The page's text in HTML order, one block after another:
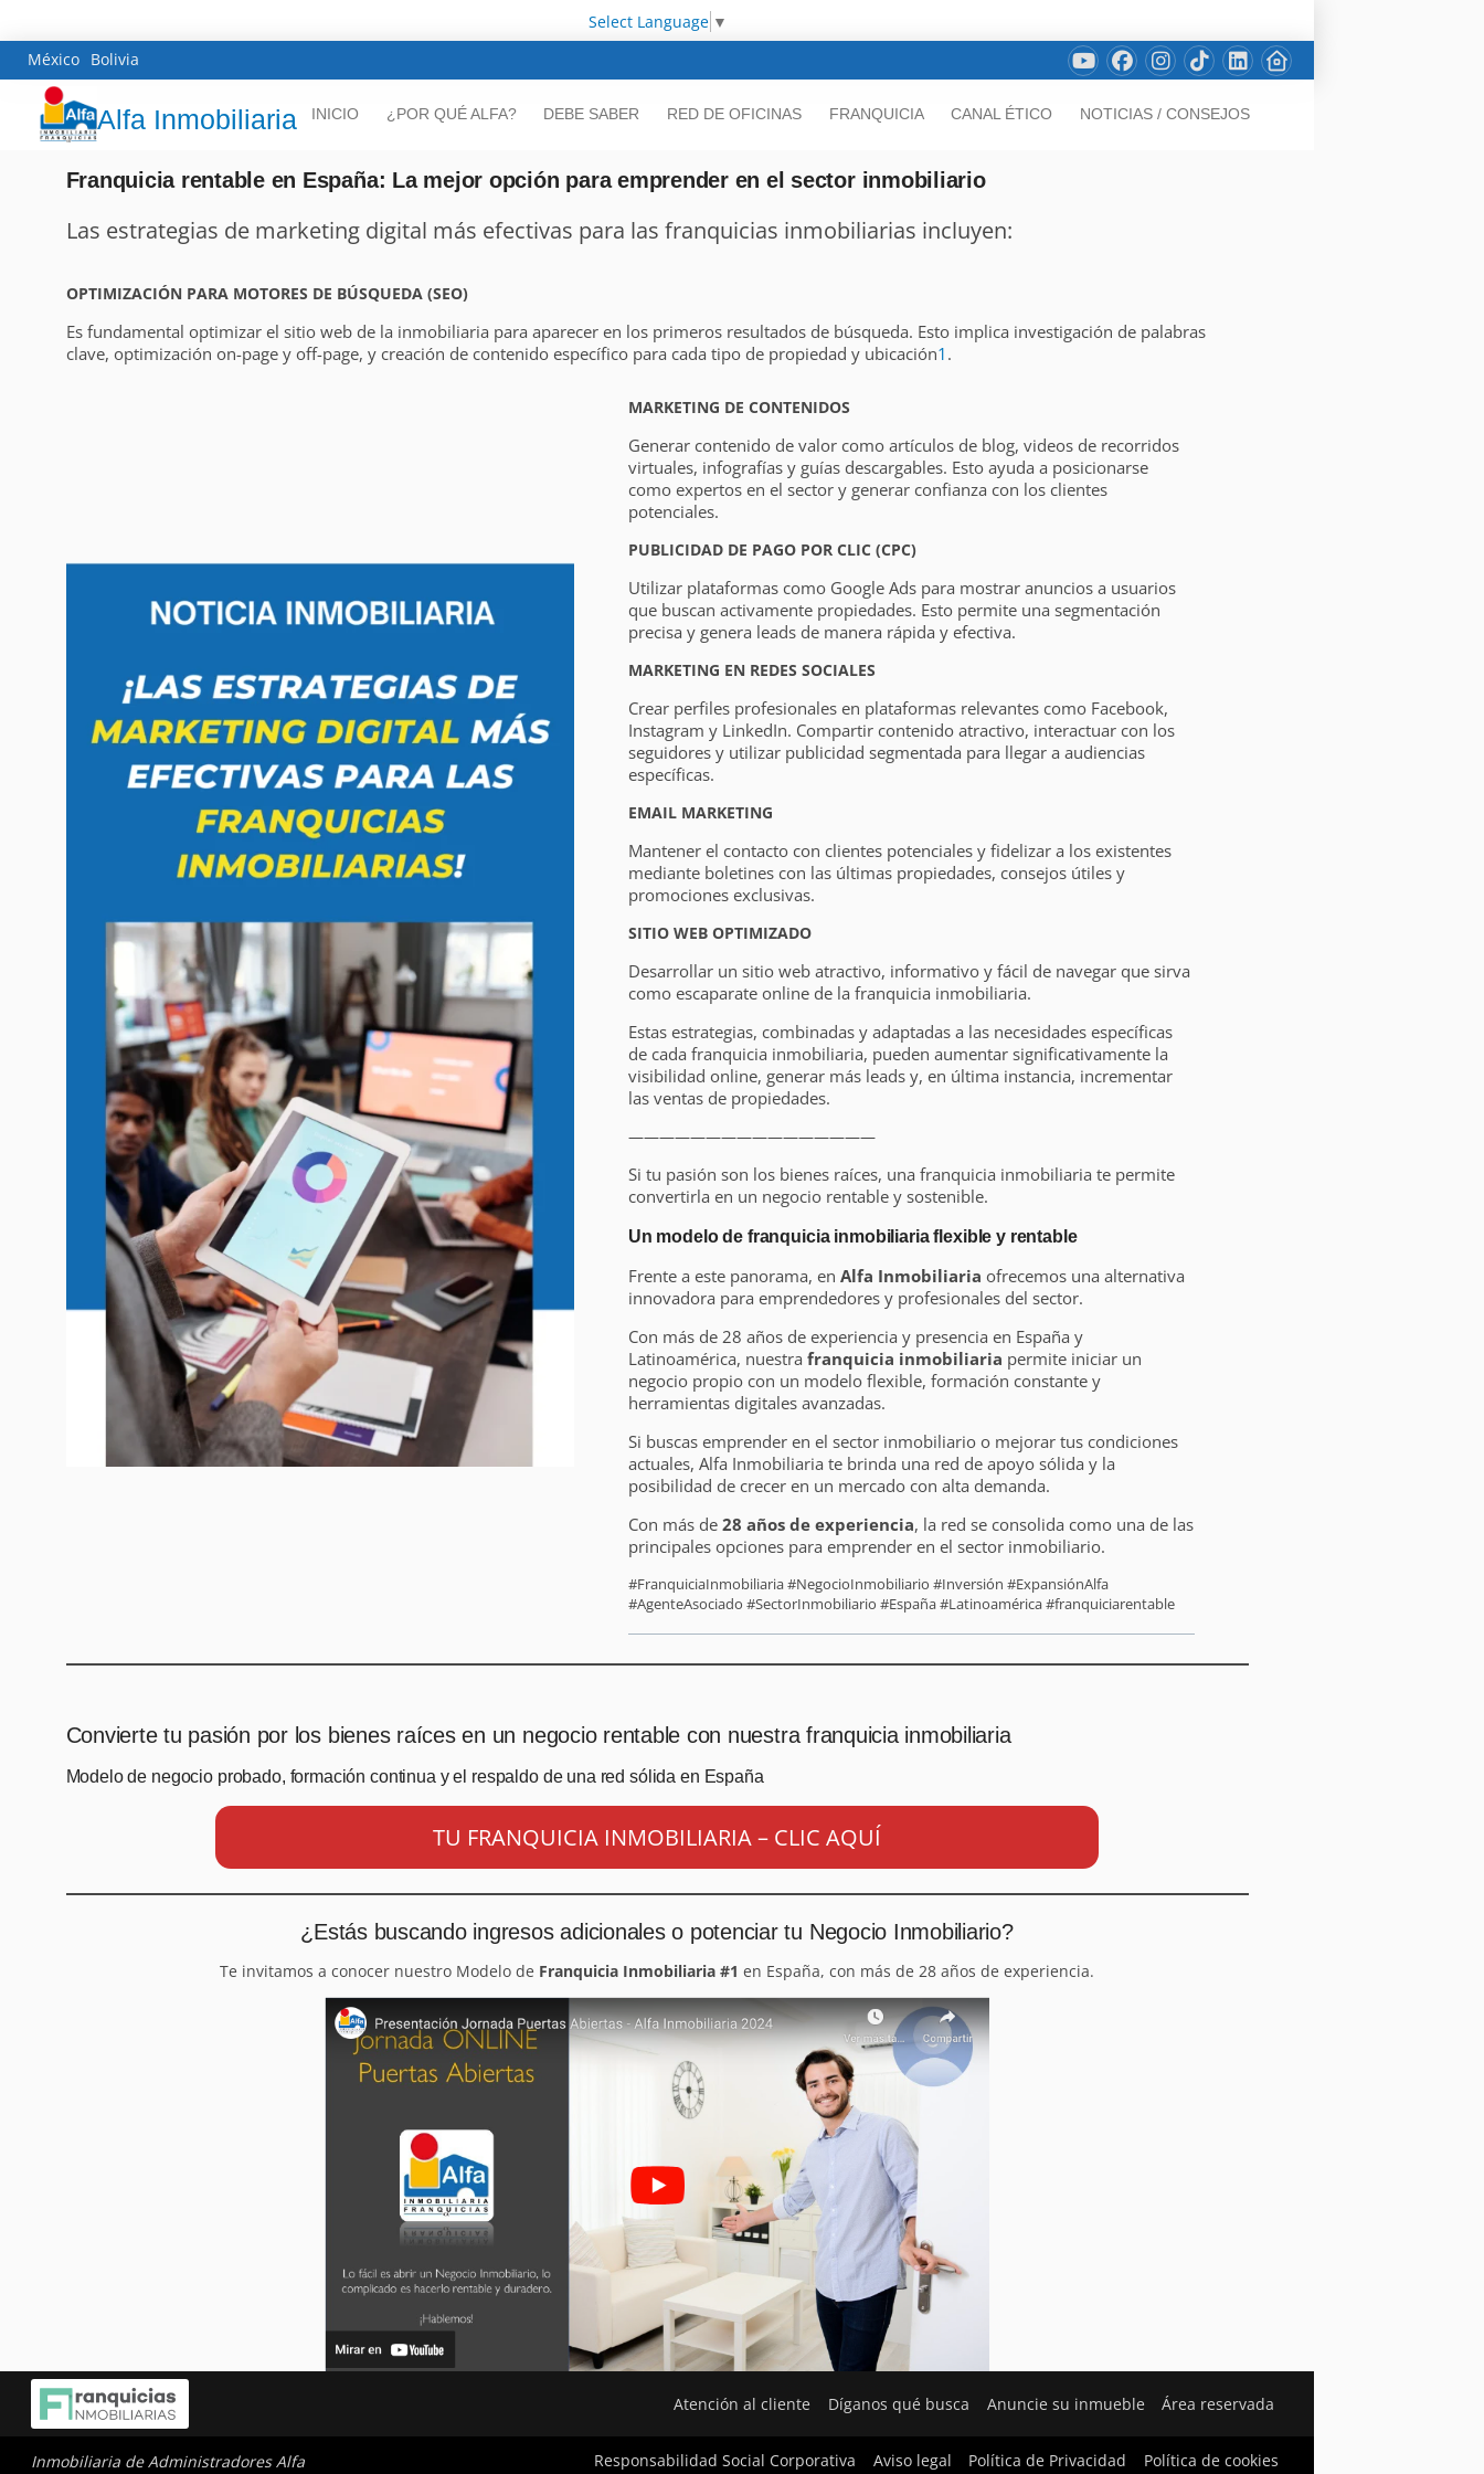
Select Language ▼
México Bolivia
Alfa Inmobiliaria INICIO ¿POR QUÉ ALFA? DEBE SABER RED DE OFICINAS FRANQUICIA CANAL ÉTICO NOTICIAS / CONSEJOS
Franquicia rentable en España: La mejor opción para emprender en el sector inmobiliario
Las estrategias de marketing digital más efectivas para las franquicias inmobiliarias incluyen:
OPTIMIZACIÓN PARA MOTORES DE BÚSQUEDA (SEO)
Es fundamental optimizar el sitio web de la inmobiliaria para aparecer en los primeros resultados de búsqueda. Esto implica investigación de palabras
clave, optimización on-page y off-page, y creación de contenido específico para cada tipo de propiedad y ubicación1 .
MARKETING DE CONTENIDOS
Generar contenido de valor como artículos de blog, videos de recorridos
virtuales, infografías y guías descargables. Esto ayuda a posicionarse
como expertos en el sector y generar confianza con los clientes
potenciales.
PUBLICIDAD DE PAGO POR CLIC (CPC)
Utilizar plataformas como Google Ads para mostrar anuncios a usuarios
que buscan activamente propiedades. Esto permite una segmentación
precisa y genera leads de manera rápida y efectiva.
MARKETING EN REDES SOCIALES
Crear perfiles profesionales en plataformas relevantes como Facebook,
Instagram y LinkedIn. Compartir contenido atractivo, interactuar con los
seguidores y utilizar publicidad segmentada para llegar a audiencias
específicas.
EMAIL MARKETING
Mantener el contacto con clientes potenciales y fidelizar a los existentes
mediante boletines con las últimas propiedades, consejos útiles y
promociones exclusivas.
SITIO WEB OPTIMIZADO
Desarrollar un sitio web atractivo, informativo y fácil de navegar que sirva
como escaparate online de la franquicia inmobiliaria.
Estas estrategias, combinadas y adaptadas a las necesidades específicas
de cada franquicia inmobiliaria, pueden aumentar significativamente la
visibilidad online, generar más leads y, en última instancia, incrementar
las ventas de propiedades.
————————————————
Si tu pasión son los bienes raíces, una franquicia inmobiliaria te permite
convertirla en un negocio rentable y sostenible.
Un modelo de franquicia inmobiliaria flexible y rentable
Frente a este panorama, en Alfa Inmobiliaria ofrecemos una alternativa
innovadora para emprendedores y profesionales del sector.
Con más de 28 años de experiencia y presencia en España y
Latinoamérica, nuestra franquicia inmobiliaria permite iniciar un
negocio propio con un modelo flexible, formación constante y
herramientas digitales avanzadas.
Si buscas emprender en el sector inmobiliario o mejorar tus condiciones
actuales, Alfa Inmobiliaria te brinda una red de apoyo sólida y la
posibilidad de crecer en un mercado con alta demanda.
Con más de 28 años de experiencia, la red se consolida como una de las
principales opciones para emprender en el sector inmobiliario.
#FranquiciaInmobiliaria #NegocioInmobiliario #Inversión #ExpansiónAlfa
#AgenteAsociado #SectorInmobiliario #España #Latinoamérica #franquiciarentable
Convierte tu pasión por los bienes raíces en un negocio rentable con nuestra franquicia inmobiliaria
Modelo de negocio probado, formación continua y el respaldo de una red sólida en España
TU FRANQUICIA INMOBILIARIA – CLIC AQUÍ
¿Estás buscando ingresos adicionales o potenciar tu Negocio Inmobiliario?
Te invitamos a conocer nuestro Modelo de Franquicia Inmobiliaria #1 en España, con más de 28 años de experiencia.
Atención al cliente Díganos qué busca Anuncie su inmueble Área reservada
Inmobiliaria de Administradores Alfa Responsabilidad Social Corporativa Aviso legal Política de Privacidad Política de cookies